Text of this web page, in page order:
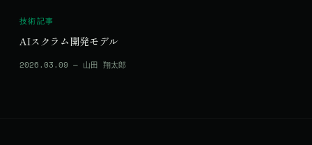
技術記事
AIスクラム開発モデル
2026.03.09 — 山田 翔太郎